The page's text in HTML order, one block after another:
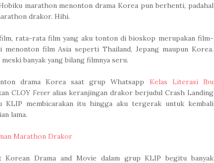
marathon menonton drama Korea pun berhenti, padahal
drakor. Hihi.
rata-rata film yang aku tonton di bioskop merupakan film-
menonton film Asia seperti Thailand, Jepang maupun Korea.
banyak yang bilang filmnya seru.
drama Korea saat grup Whatsapp Kelas Literasi Ibu
CLOY Feveralias keranjingan drakor berjudul Crash Landing
KLIP membicarakan itu hingga aku tergerak untuk kembali
lama.
Marathon Drakor
Korean Drama and Movie dalam grup KLIP begitu banyak